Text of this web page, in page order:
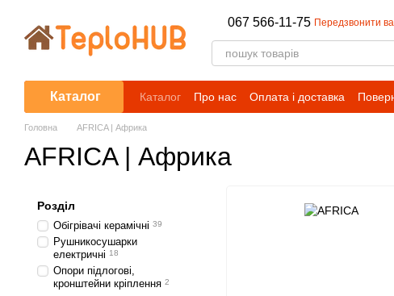
067 566-11-75 Передзвонити
Каталог Каталог Про нас Оплата і доставка
Головна AFRICA | Африка
AFRICA | Африка
Розділ
Обігрівачі керамічні 39
Рушникосушарки
електричні 18
Опори підлогові,
кронштейни кріплення 2